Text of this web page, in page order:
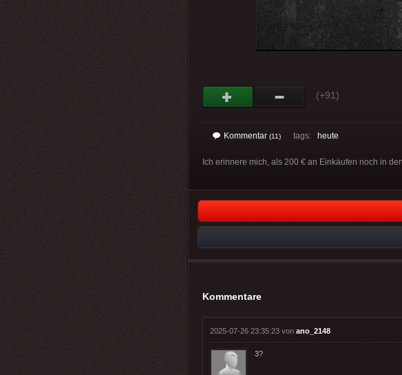
(+91)
Kommentar (11) tags: heute
Ich erinnere mich, als 200 € an Einkäufen noch in
Kommentare
2025-07-26 23:35:23 von ano_2148
3?